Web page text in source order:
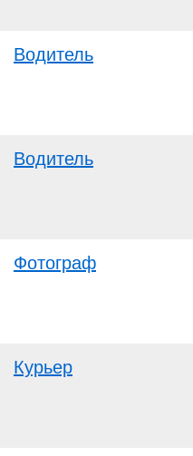
Водитель
Водитель
Фотограф
Курьер